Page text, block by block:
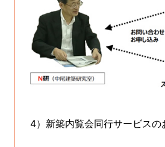
4）新築内覧会同行サービスの